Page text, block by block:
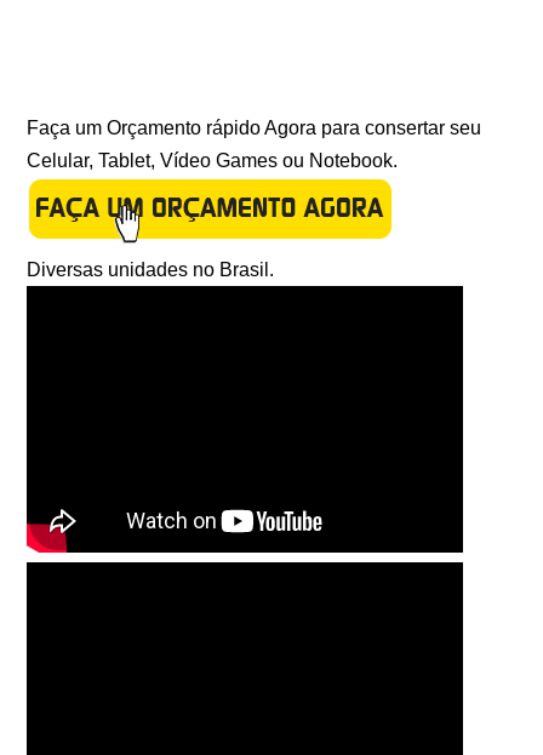
Faça um Orçamento rápido Agora para consertar seu
Celular, Tablet, Vídeo Games ou Notebook.
Diversas unidades no Brasil.